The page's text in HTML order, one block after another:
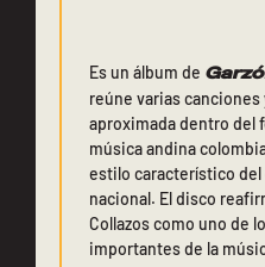
Es un álbum de
reúne varias
aproximada dentro del
música andina
estilo característico
nacional. El disco
Collazos como uno de
importantes de la